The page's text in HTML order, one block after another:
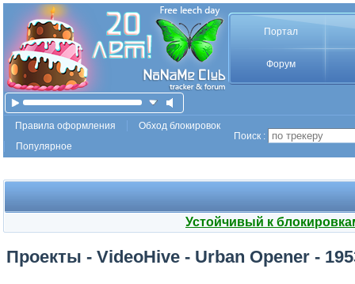
Портал
Форум
Правила оформления
Обход блокировок
Популярное
Поиск :
Устойчивый к
Проекты - VideoHive - Urban Opener -